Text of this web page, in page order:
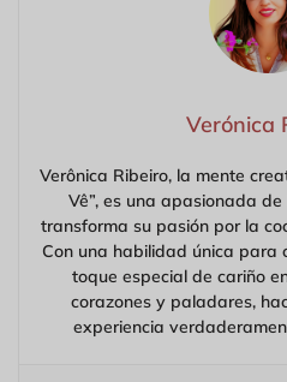
Verónica
Verônica Ribeiro, la mente
Vê”, es una apasionada
transforma su pasión por la
Con una habilidad única para
toque especial de cariño
corazones y paladares,
experiencia